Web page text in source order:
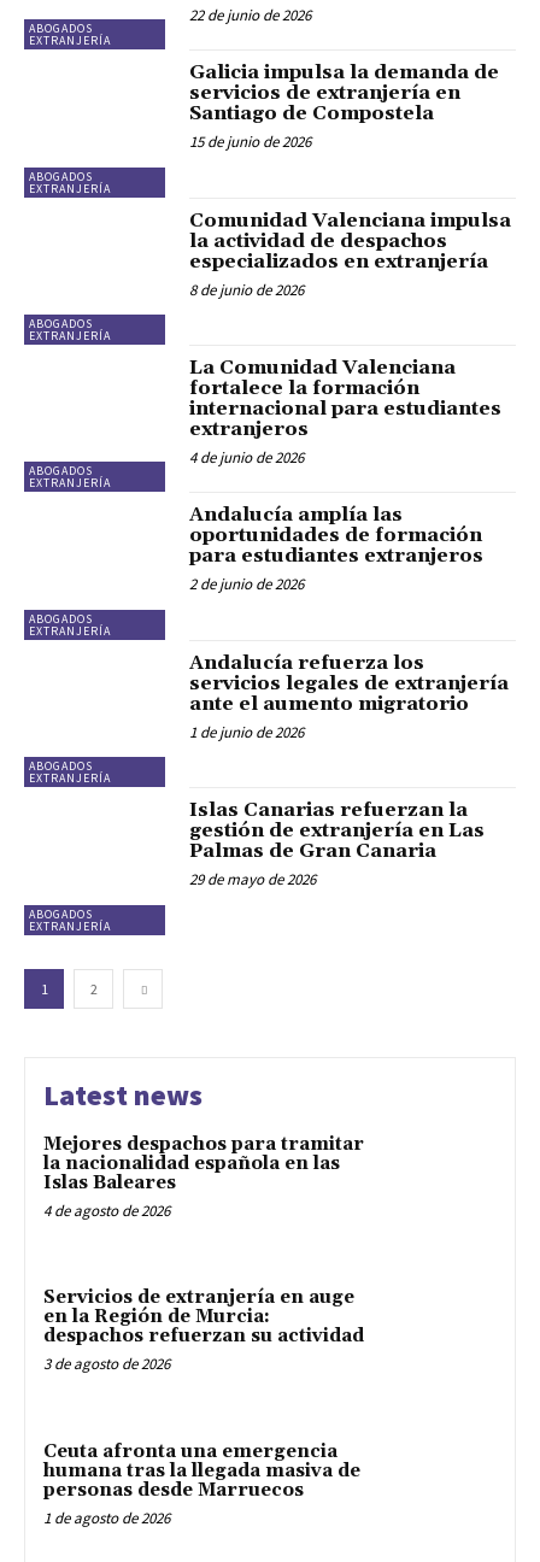
ABOGADOS
EXTRANJERÍA
22 de junio de 2026
ABOGADOS
EXTRANJERÍA
Galicia impulsa la demanda de
servicios de extranjería en
Santiago de Compostela
15 de junio de 2026
ABOGADOS
EXTRANJERÍA
Comunidad Valenciana impulsa
la actividad de despachos
especializados en extranjería
8 de junio de 2026
ABOGADOS
EXTRANJERÍA
La Comunidad Valenciana
fortalece la formación
internacional para estudiantes
extranjeros
4 de junio de 2026
ABOGADOS
EXTRANJERÍA
Andalucía amplía las
oportunidades de formación
para estudiantes extranjeros
2 de junio de 2026
ABOGADOS
EXTRANJERÍA
Andalucía refuerza los
servicios legales de extranjería
ante el aumento migratorio
1 de junio de 2026
ABOGADOS
EXTRANJERÍA
Islas Canarias refuerzan la
gestión de extranjería en Las
Palmas de Gran Canaria
29 de mayo de 2026
1 2
Latest news
Mejores despachos para tramitar
la nacionalidad española en las
Islas Baleares
4 de agosto de 2026
Servicios de extranjería en auge
en la Región de Murcia:
despachos refuerzan su actividad
3 de agosto de 2026
Ceuta afronta una emergencia
humana tras la llegada masiva de
personas desde Marruecos
1 de agosto de 2026